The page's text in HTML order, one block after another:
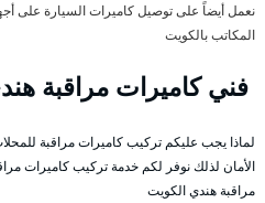
نعمل أيضاً على توصيل كاميرات السيارة على
المكاتب بالكويت
فني كاميرات مراقبة
لماذا يجب عليكم تركيب كاميرات مراقبة
الأمان لذلك نوفر لكم خدمة تركيب كاميرات
مراقبة هندي الكويت